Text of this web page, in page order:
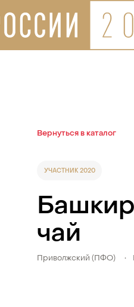
Вернуться в каталог
УЧАСТНИК 2020
чай
Приволжский (ПФО) •